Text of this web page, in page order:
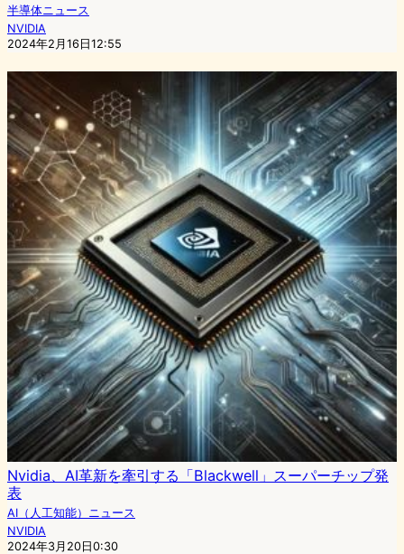
半導体ニュース
NVIDIA
2024年2月16日12:55
Nvidia、AI革新を牽引する「Blackwell」スーパーチップ発
表
AI（人工知能）ニュース
NVIDIA
2024年3月20日0:30